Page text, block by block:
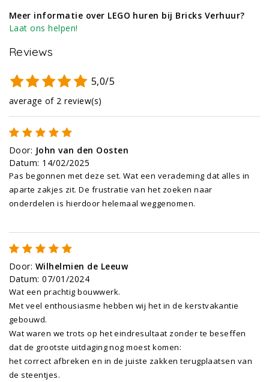
Meer informatie over LEGO huren bij Bricks Verhuur?
Laat ons helpen!
Reviews
5,0/5
average of 2 review(s)
Door: John van den Oosten
Datum: 14/02/2025
Pas begonnen met deze set. Wat een verademing dat alles in
aparte zakjes zit. De frustratie van het zoeken naar
onderdelen is hierdoor helemaal weggenomen.
Door: Wilhelmien de Leeuw
Datum:07/01/2024
Wat een prachtig bouwwerk.
Met veel enthousiasme hebben wij het in de kerstvakantie
gebouwd.
Wat waren we trots op het eindresultaat zonder te beseffen
dat de grootste uitdaging nog moest komen:
het correct afbreken en in de juiste zakken terugplaatsen van
de steentjes.